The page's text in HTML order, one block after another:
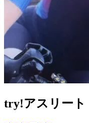
try!アスリート